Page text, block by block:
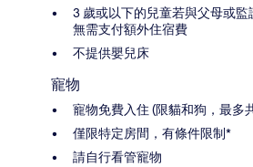
3 歲或以下的兒童若與父母或監
無需支付額外住宿費
不提供嬰兒床
寵物
寵物免費入住 (限貓和狗，最多
僅限特定房間，有條件限制*
請自行看管寵物